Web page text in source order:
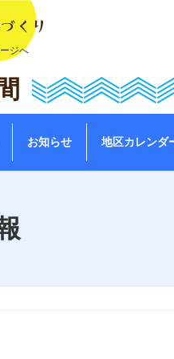
ジへ
お知らせ 地区カレンダ